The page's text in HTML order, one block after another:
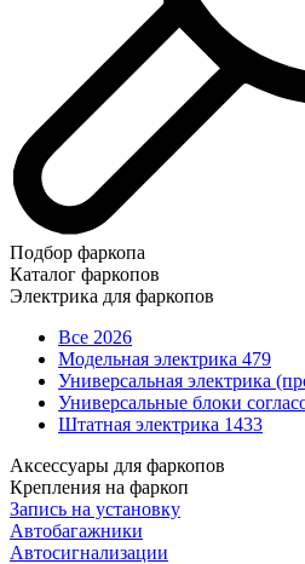
Подбор фаркопа
Каталог фаркопов
Электрика для фаркопов
Все 2026
Модельная электрика 479
Универсальная электрика
Универсальные блоки
Штатная электрика 1433
Аксессуары для фаркопов
Крепления на фаркоп
Запись на установку
Автобагажники
Автосигнализации